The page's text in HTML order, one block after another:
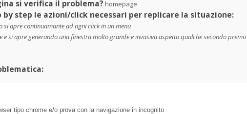
si verifica il problema? homepage
by step le azioni/click necessari per replicare la situazione:
si apre continuamante ad ogni click in un menu
e si apre generando una finestra molto grande e invasiva aspetto qualche secondo
tipo chrome e/o prova con la navigazione in incognito